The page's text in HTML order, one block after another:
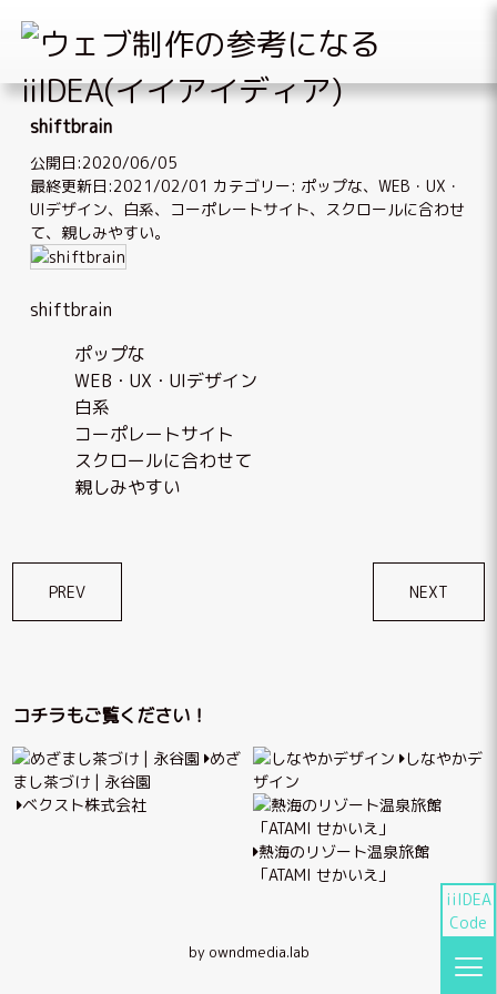
Skip
content
iiIDEA
Code
shiftbrain
公開日:2020/06/05
最終更新日:2021/02/01 カテゴリー: ポップな、WEB・UX・
UIデザイン、 白系、 コーポレートサイト、 スクロールに合わせ
て、 親しみやすい。
shiftbrain
ポップな
WEB・UX・UIデザイン
白系
コーポレートサイト
スクロールに合わせて
親しみやすい
稿
ゲ
ー
シ
PREV NEXT
コチラもご覧ください！
めざ
まし茶づけ | 永谷園
しなやかデ
ザイン
ベクスト株式会社
熱海のリゾート温泉旅館
「ATAMI せかいえ」
by owndmedia.lab